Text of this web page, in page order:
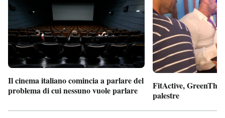
Il cinema italiano comincia a parlare del
problema di cui nessuno vuole parlare
FitActive,
palestre